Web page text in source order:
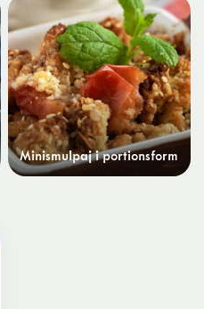
Minismulpaj i portionsform